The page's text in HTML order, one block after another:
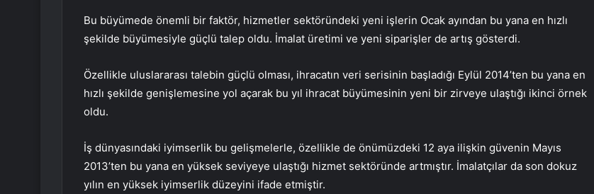
Bu büyümede önemli bir faktör, hizmetler sektöründeki yeni işlerin Ocak ayından bu yana en hızlı
şekilde büyümesiyle güçlü talep oldu. İmalat üretimi ve yeni siparişler de artış gösterdi.
Özellikle uluslararası talebin güçlü olması, ihracatın veri serisinin başladığı Eylül 2014’ten bu yana en
hızlı şekilde genişlemesine yol açarak bu yıl ihracat büyümesinin yeni bir zirveye ulaştığı ikinci örnek
oldu.
İş dünyasındaki iyimserlik bu gelişmelerle, özellikle de önümüzdeki 12 aya ilişkin güvenin Mayıs
2013’ten bu yana en yüksek seviyeye ulaştığı hizmet sektöründe artmıştır. İmalatçılar da son dokuz
yılın en yüksek iyimserlik düzeyini ifade etmiştir.